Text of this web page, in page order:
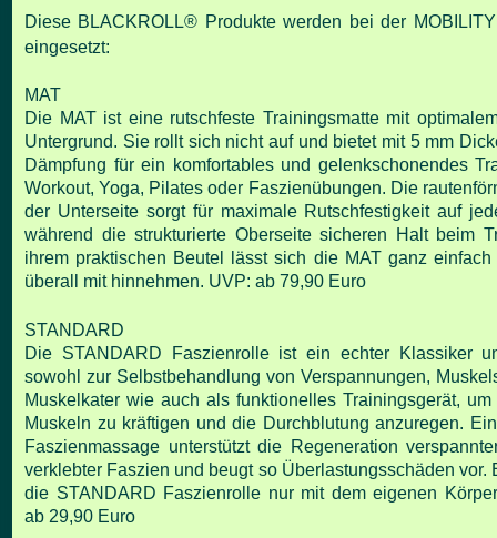
Diese BLACKROLL® Produkte werden bei der
eingesetzt:
MAT
Die MAT ist eine rutschfeste Trainingsmatte mit
Untergrund. Sie rollt sich nicht auf und bietet mit 5 mm
Dämpfung für ein komfortables und gelenkschonendes
Workout, Yoga, Pilates oder Faszienübungen. Die
der Unterseite sorgt für maximale Rutschfestigkeit auf
während diestrukturierte Oberseite sicheren Halt beim
ihrem praktischen Beutel lässt sich die MAT ganz einfach
überall mit hinnehmen. UVP: ab 79,90 Euro
STANDARD
Die STANDARD Faszienrolle ist ein echter Klassiker
sowohl zur Selbstbehandlung von Verspannungen,
Muskelkater wie auch als funktionelles Trainingsgerät,
Muskeln zu kräftigen und die Durchblutung anzuregen.
Faszienmassage unterstützt die Regeneration
verklebter Faszien und beugt so Überlastungsschäden vor.
die STANDARD Faszienrolle nur mit dem eigenen
ab 29,90 Euro